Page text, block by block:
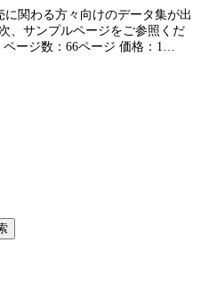
に関わる方々向けのデータ集が出
、サンプルページをご参照くだ
ページ数：66ページ 価格：1…